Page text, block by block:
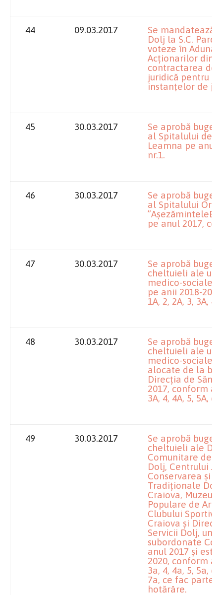
44 09.03.2017
Se mandatează
Dolj la S.C. Parc
voteze în
Acţionarilor din
contractarea de
juridică pentru
instanţelor de
45 30.03.2017
Se aprobă
al Spitalului de
Leamna pe anul
nr.1.
46 30.03.2017
Se aprobă
al Spitalului
pe anul 2017,
47 30.03.2017
Se aprobă
cheltuieli ale
medico-sociale,
pe anii 2018-
1A, 2, 2A, 3, 3A, 4,
48 30.03.2017
Se aprobă
cheltuieli ale
medico-sociale,
alocate de la
Direcția de
2017, conform
3A, 4, 4A, 5, 5A, 6,
49 30.03.2017
Se aprobă
cheltuieli ale
Comunitare de
Dolj, Centrului
Conservarea și
Tradiționale
Craiova,
Populare de
Clubului Sportiv
Craiova și
Servicii Dolj,
subordonate
anul 2017 și
2020, conform
3a, 4, 4a, 5, 5a, 6,
7a, ce fac parte
hotărâre.